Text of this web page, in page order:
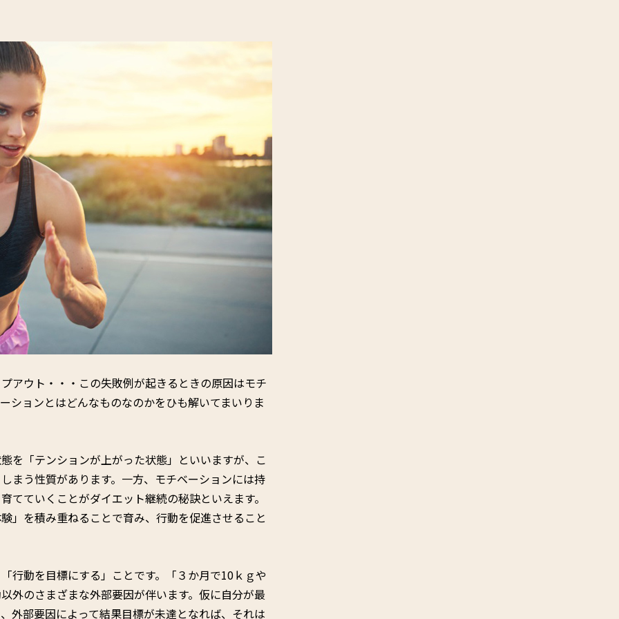
アウト・・・この失敗例が起きるときの原因はモチ
ションとはどんなものなのかをひも解いてまいりま
を「テンションが上がった状態」といいますが、こ
まう性質があります。一方、モチベーションには持
てていくことがダイエット継続の秘訣といえます。
」を積み重ねることで育み、行動を促進させること
行動を目標にする」ことです。「３か月で10ｋｇや
外のさまざまな外部要因が伴います。仮に自分が最
外部要因によって結果目標が未達となれば、それは